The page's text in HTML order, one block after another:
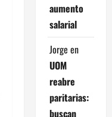
aumento
salarial
Jorge en
UOM
reabre
paritarias:
buscan